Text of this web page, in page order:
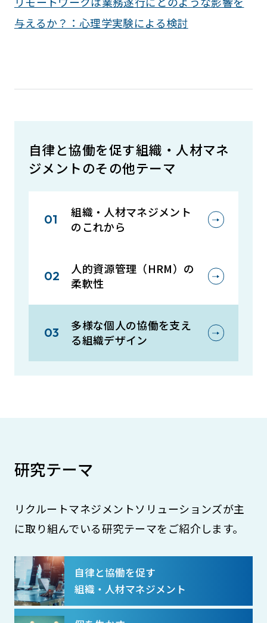
与えるか？：心理学実験による検討
自律と協働を促す組織・人材マネ
ジメントのその他テーマ
組織・人材マネジメント
のこれから
人的資源管理（HRM）の
柔軟性
多様な個人の協働を支え
る組織デザイン
研究テーマ
リクルートマネジメントソリューションズが主
に取り組んでいる研究テーマをご紹介します。
自律と協働を促す
組織・人材マネジメント